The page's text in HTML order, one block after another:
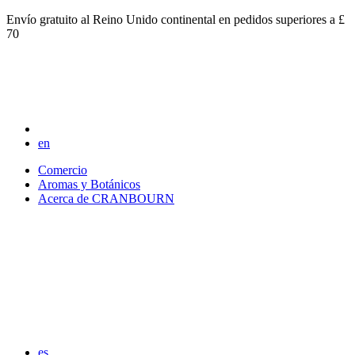
Envío gratuito al Reino Unido continental en pedidos superiores a £
70
en
Comercio
Aromas y Botánicos
Acerca de CRANBOURN
es